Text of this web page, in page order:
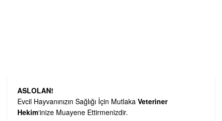
ASLOLAN!
Evcil Hayvanınızın Sağlığı İçin Mutlaka Veteriner
Hekim‘inize Muayene Ettirmenizdir.